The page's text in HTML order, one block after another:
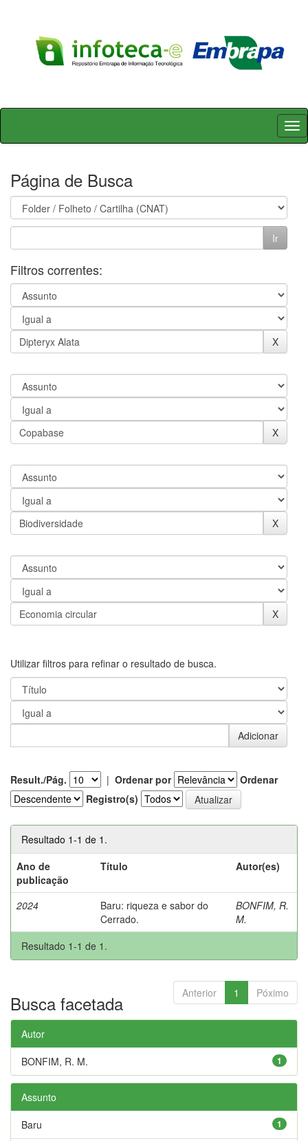
Skip
Página de Busca
Filtros correntes:
Utilizar filtros para refinar o resultado de busca.
Result./Pág. | Ordenar por
Ordenar
Registro(s)
Resultado 1-1 de 1.
Ano de
publicação
Título Autor(es)
2024
Baru: riqueza e sabor do
Cerrado.
BONFIM, R.
M.
Resultado 1-1 de 1.
Anterior 1 Póximo
Busca facetada
Autor
1
BONFIM, R. M.
Assunto
1
Baru